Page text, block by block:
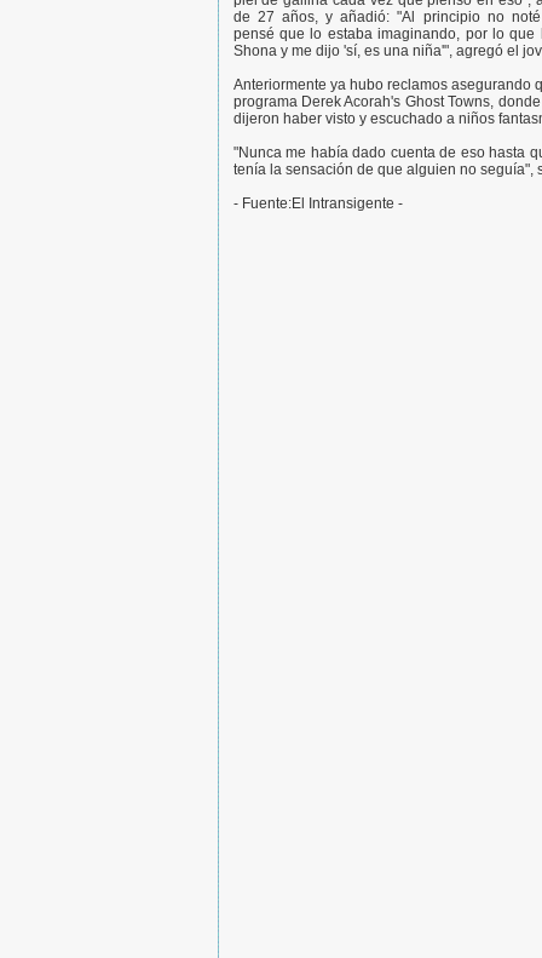
de 27 años, y añadió: "Al principio no
pensé que lo estaba imaginando, por lo que
Shona y me dijo 'sí, es una niña'", agregó el
Anteriormente ya hubo reclamos asegurando
programa Derek Acorah's Ghost Towns,
dijeron haber visto y escuchado a niños
"Nunca me había dado cuenta de eso hasta
tenía la sensación de que alguien no seguía",
- Fuente:El Intransigente -